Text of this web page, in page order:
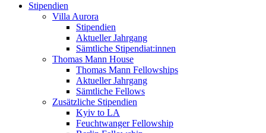
Stipendien
Villa Aurora
Stipendien
Aktueller Jahrgang
Sämtliche Stipendiat:innen
Thomas Mann House
Thomas Mann Fellowships
Aktueller Jahrgang
Sämtliche Fellows
Zusätzliche Stipendien
Kyiv to LA
Feuchtwanger Fellowship